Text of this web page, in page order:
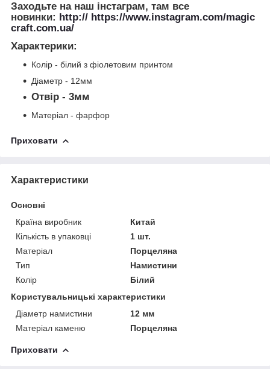
Заходьте на наш інстаграм, там все
новинки: http:// https://www.instagram.com/magic
craft.com.ua/
Характерики:
Колір - білий з фіолетовим принтом
Діаметр - 12мм
Отвір - 3мм
Матеріал - фарфор
Приховати
Характеристики
Основні
Країна виробник
Китай
Кількість в упаковці
1 шт.
Матеріал
Порцеляна
Тип
Намистини
Колір
Білий
Користувальницькі характеристики
Діаметр намистини
12 мм
Матеріал каменю
Порцеляна
Приховати